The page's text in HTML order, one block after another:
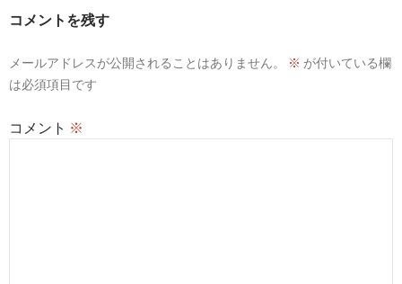
ョ
コメントを残す
メールアドレスが公開されることはありません。 ※ が付いている欄
は必須項目です
コメント ※